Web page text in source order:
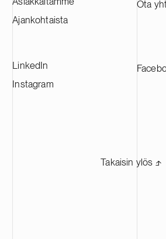
CAM-tuotantolaitoksista, ja se tulee
toimittamaan materiaaleja johtaville
Ajankohtaista
Ota
LinkedIn
Instagram
Takaisin ylös ⬏